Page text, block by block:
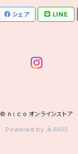
シェア LINE
© n i c o オンラインストア
Powered by